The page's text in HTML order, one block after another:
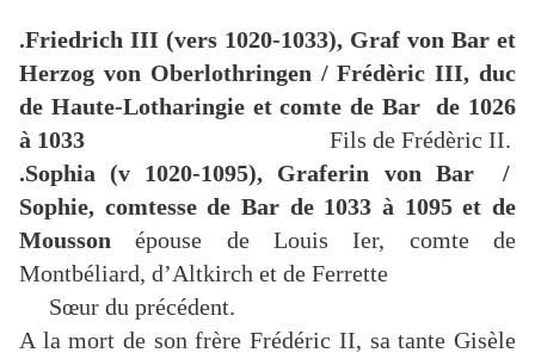
.Friedrich III (vers 1020-1033), Graf von Bar et
Herzog von Oberlothringen / Frédèric III, duc
de Haute-Lotharingie et comte de Bar de 1026
à 1033 Fils de Frédèric II.
.Sophia (v 1020-1095), Graferin von Bar /
Sophie, comtesse de Bar de 1033 à 1095 et de
Mousson épouse de Louis Ier, comte de
Montbéliard, d’Altkirch et de Ferrette
Sœur du précédent.
A la mort de son frère Frédéric II, sa tante Gisèle